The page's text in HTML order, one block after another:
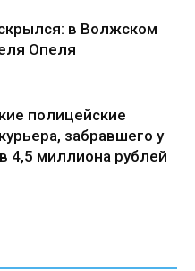
в Волжском
Опеля
полицейские
забравшего у
4,5 миллиона рублей